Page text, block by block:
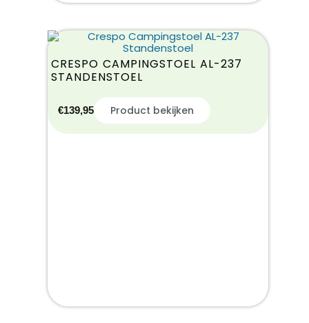
CRESPO CAMPINGSTOEL AL-237
STANDENSTOEL
€139,95 Product bekijken